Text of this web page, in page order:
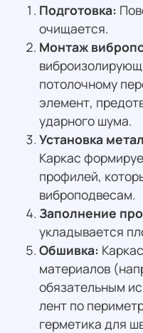
Подготовка:
очищается.
Монтаж
потолочному
элемент,
ударного шума.
Установка
Каркас
профилей,
виброподвесам.
Заполнение
укладывается
Обшивка:
материалов
обязательным
лент по
герметика для